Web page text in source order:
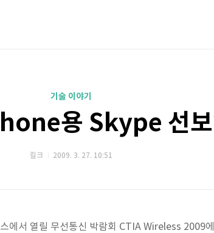
기술 이야기
용 Skype 선
킬크 2009. 3. 27. 10:51
에서 열릴 무선통신 박람회 CTIA Wireless 2009